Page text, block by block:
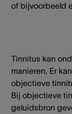
of bijvoorbeeld
Tinnitus kan
manieren. Er
objectieve
Bij objectieve
geluidsbron